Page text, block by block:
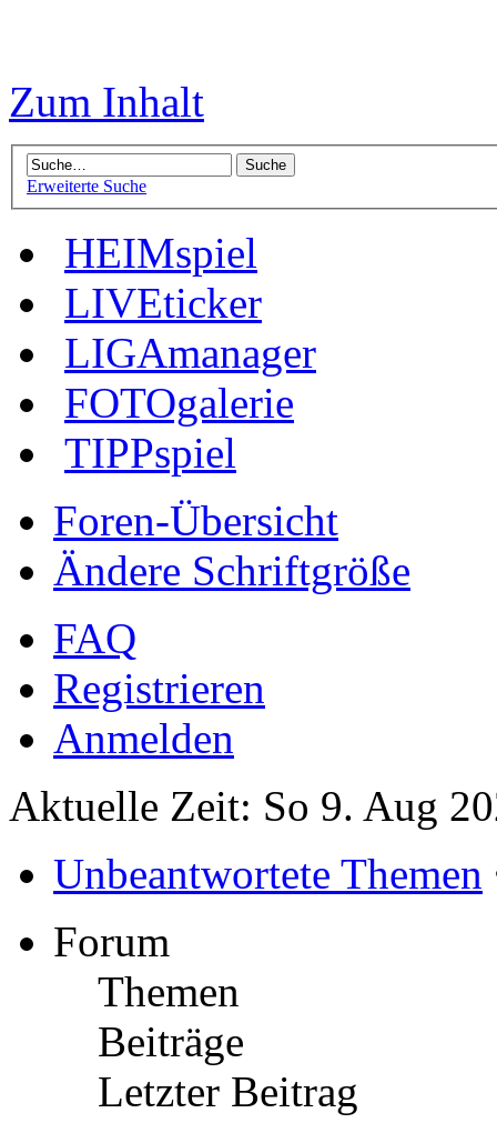
Zum Inhalt
Erweiterte Suche
HEIMspiel
LIVEticker
LIGAmanager
FOTOgalerie
TIPPspiel
Foren-Übersicht
Ändere Schriftgröße
FAQ
Registrieren
Anmelden
Aktuelle Zeit: So 9. Aug
Unbeantwortete Themen
Forum
Themen
Beiträge
Letzter Beitrag